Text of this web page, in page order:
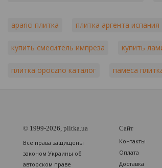
aparici плитка плитка аргента испания
купить смеситель импреза купить
плитка opoczno каталог памеса
© 1999-2026, plitka.ua
Все права защищены
законом Украины об
авторском праве
Сайт
Контакты
Оплата
Доставка